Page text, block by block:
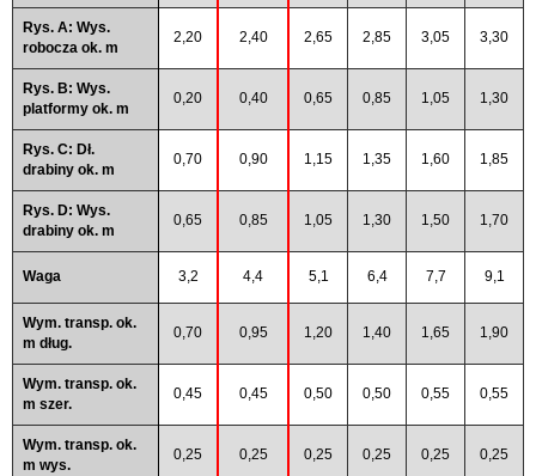
Rys. A: Wys.
robocza ok. m
2,20 2,40 2,65 2,85 3,05 3,30
Rys. B: Wys.
platformy ok. m
0,20 0,40 0,65 0,85 1,05 1,30
Rys. C: Dł.
drabiny ok. m
0,70 0,90 1,15 1,35 1,60 1,85
Rys. D: Wys.
drabiny ok. m
0,65 0,85 1,05 1,30 1,50 1,70
Waga 3,2 4,4 5,1 6,4 7,7 9,1
Wym. transp. ok.
m dług.
0,70 0,95 1,20 1,40 1,65 1,90
Wym. transp. ok.
m szer.
0,45 0,45 0,50 0,50 0,55 0,55
Wym. transp. ok.
m wys.
0,25 0,25 0,25 0,25 0,25 0,25